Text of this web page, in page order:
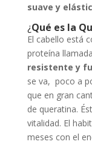
suave y
¿Qué es la
El cabello está
proteína
resistente y
se va, poco a
que en gran
de queratina.
vitalidad. El
meses con el